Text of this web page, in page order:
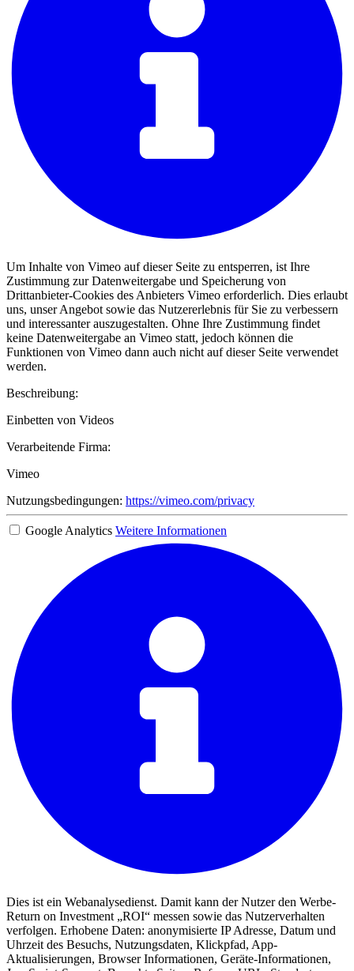
Um Inhalte von Vimeo auf dieser Seite zu entsperren, ist Ihre
Zustimmung zur Datenweitergabe und Speicherung von
Drittanbieter-Cookies des Anbieters Vimeo erforderlich. Dies erlaubt
uns, unser Angebot sowie das Nutzererlebnis für Sie zu verbessern
und interessanter auszugestalten. Ohne Ihre Zustimmung findet
keine Datenweitergabe an Vimeo statt, jedoch können die
Funktionen von Vimeo dann auch nicht auf dieser Seite verwendet
werden.
Beschreibung:
Einbetten von Videos
Verarbeitende Firma:
Vimeo
Nutzungsbedingungen: https://vimeo.com/privacy
Google Analytics Weitere Informationen
Dies ist ein Webanalysedienst. Damit kann der Nutzer den Werbe-
Return on Investment „ROI“ messen sowie das Nutzerverhalten
verfolgen. Erhobene Daten: anonymisierte IP Adresse, Datum und
Uhrzeit des Besuchs, Nutzungsdaten, Klickpfad, App-
Aktualisierungen, Browser Informationen, Geräte-Informationen,